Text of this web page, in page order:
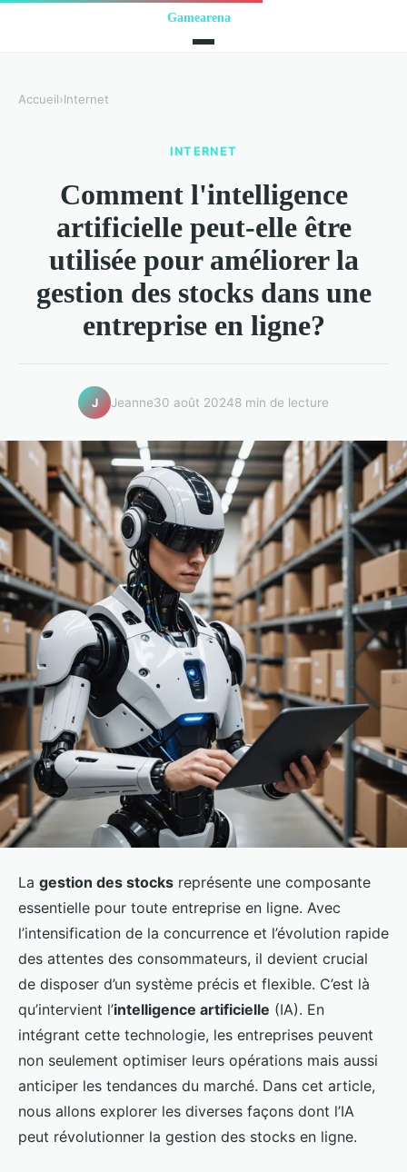
Accueil›Internet
INTERNET
Comment l'intelligence
artificielle peut-elle être
utilisée pour améliorer la
gestion des stocks dans une
entreprise en ligne?
J Jeanne30 août 20248 min de lecture
La gestion des stocks représente une composante
essentielle pour toute entreprise en ligne. Avec
l’intensification de la concurrence et l’évolution rapide
des attentes des consommateurs, il devient crucial
de disposer d’un système précis et flexible. C’est là
qu’intervient l’intelligence artificielle (IA). En
intégrant cette technologie, les entreprises peuvent
non seulement optimiser leurs opérations mais aussi
anticiper les tendances du marché. Dans cet article,
nous allons explorer les diverses façons dont l’IA
peut révolutionner la gestion des stocks en ligne.